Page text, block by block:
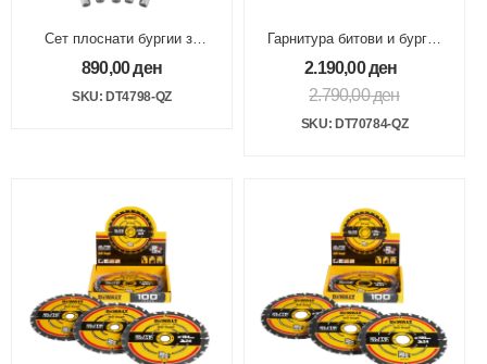
Сет плоснати бургии за
дрво 14,18,22,25,32mm
890,00ден
SKU: DT4798-QZ
Гарнитура битови и бургии
за дупчалка 100 парчиња
2.190,00ден
2.790,00ден
SKU: DT70784-QZ